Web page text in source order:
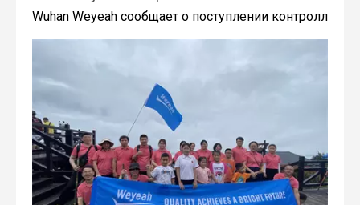
Wuhan Weyeah сообщает о поступлении